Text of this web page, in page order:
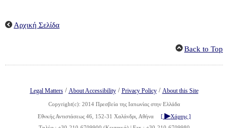
Αρχική Σελίδα
Back to Top
Legal Matters / About Accessibility / Privacy Policy / About this Site
Copyright(c): 2014 Πρεσβεία της Ιαπωνίας στην Ελλάδα
Εθνκής Αντιστάσεως 46, 152-31 Χαλάνδρι, Αθήνα [ ▶Χάρτης ]